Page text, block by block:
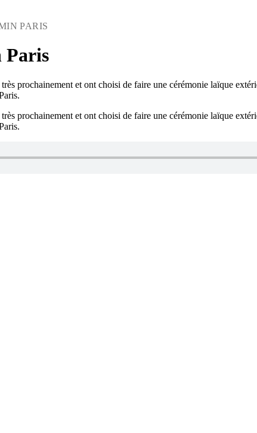
PARIS
Paris
prochainement et ont choisi de faire une cérémonie laïque
prochainement et ont choisi de faire une cérémonie laïque